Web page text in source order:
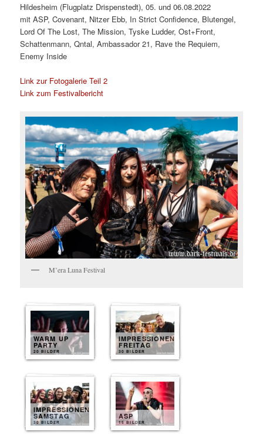
Hildesheim (Flugplatz Drispenstedt), 05. und 06.08.2022
mit ASP, Covenant, Nitzer Ebb, In Strict Confidence, Blutengel,
Lord Of The Lost, The Mission, Tyske Ludder, Ost+Front,
Schattenmann, Qntal, Ambassador 21, Rave the Requiem,
Enemy Inside
Link zur Fotogalerie Teil 2
Link zum Festivalbericht
M’era Luna Festival
WARM UP
PARTY
20 BILDER
IMPRESSIONEN
FREITAG
30 BILDER
IMPRESSIONEN
SAMSTAG
30 BILDER
ASP
15 BILDER